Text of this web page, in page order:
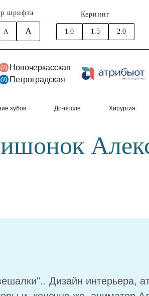
шрифта
A A
Кернинг
1.0 1.5 2.0
Новочеркасская
Петроградская
зубов До-после Хирургия
Дизайн интерьера,